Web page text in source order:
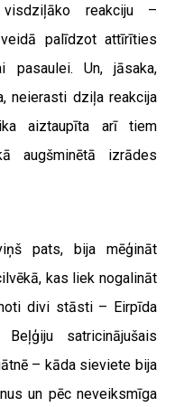
reakciju –
palīdzot attīrīties
pasaulei. Un, jāsaka,
neierasti dziļa reakcija
aiztaupīta arī tiem
augšminētā izrādes
pats, bija mēģināt
kas liek nogalināt
divi stāsti – Eirpīda
satricinājušais
– kāda sieviete bija
un pēc neveiksmīga